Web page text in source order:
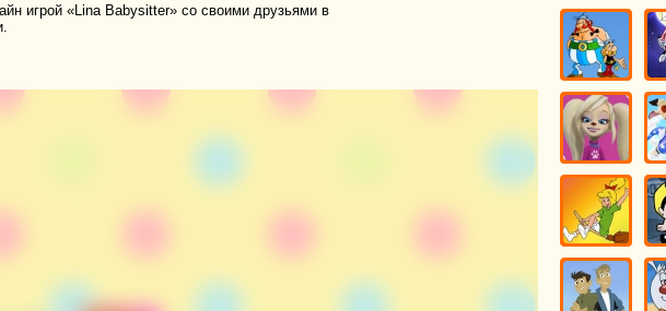
игрой «Lina Babysitter» со своими друзьями в